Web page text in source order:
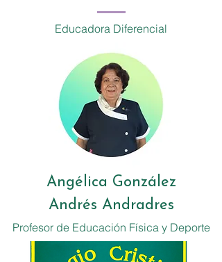
Educadora Diferencial
Angélica González
Andrés Andradres
Profesor de Educación Física y Deporte